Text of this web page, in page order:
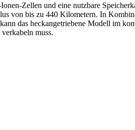
Zellen und eine nutzbare
von bis zu 440 Kilometern. In
das heckangetriebene Modell im
muss.